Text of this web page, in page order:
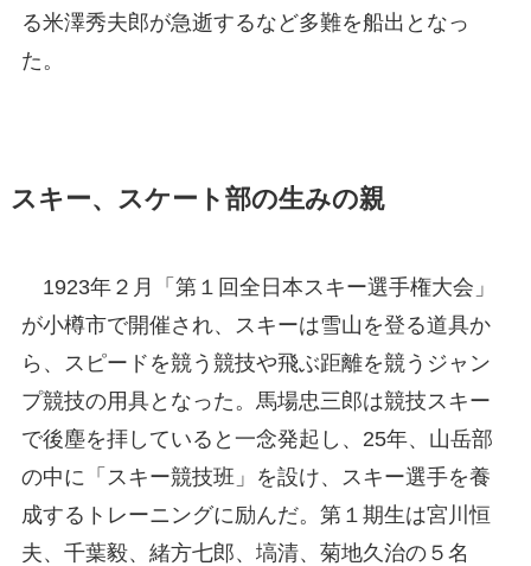
る米澤秀夫郎が急逝するなど多難を船出となっ
た。
スキー、スケート部の生みの親
1923年２月「第１回全日本スキー選手権大会」
が小樽市で開催され、スキーは雪山を登る道具か
ら、スピードを競う競技や飛ぶ距離を競うジャン
プ競技の用具となった。馬場忠三郎は競技スキー
で後塵を拝していると一念発起し、25年、山岳部
の中に「スキー競技班」を設け、スキー選手を養
成するトレーニングに励んだ。第１期生は宮川恒
夫、千葉毅、緒方七郎、塙清、菊地久治の５名